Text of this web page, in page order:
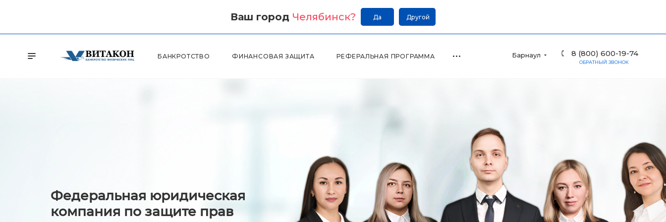
Ваш город Челябинск? Да Другой
Барнаул 8 (800) 600-19-74
БАНКРОТСТВО ФИНАНСОВАЯ ЗАЩИТА РЕФЕРАЛЬНАЯ ПРОГРАММА
ОБРАТНЫЙ ЗВОНОК
Федеральная юридическая
компания по защите прав